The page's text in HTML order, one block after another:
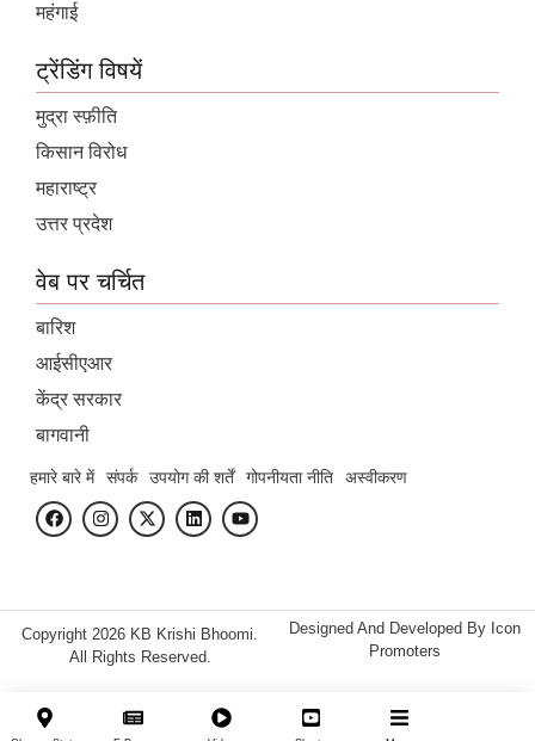
महंगाई
ट्रेंडिंग विषयें
मुद्रा स्फ़ीति
किसान विरोध
महाराष्ट्र
उत्तर प्रदेश
वेब पर चर्चित
बारिश
आईसीएआर
केंद्र सरकार
बागवानी
हमारे बारे में संपर्क उपयोग की शर्तें गोपनीयता नीति अस्वीकरण
Copyright 2026 KB Krishi Bhoomi.
All Rights Reserved.
Designed And Developed By Icon
Promoters